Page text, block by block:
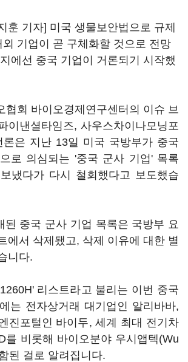
훈 기자] 미국 생물보안법으로 규제
기업이 곧 구체화할 것으로 전망
에선 중국 기업이 거론되기 시작했
협회 바이오경제연구센터의 이슈 브
이낸셜타임즈, 사우스차이나모닝포
은 지난 13일 미국 국방부가 중국
로 의심되는 '중국 군사 기업' 목록
냈다가 다시 철회했다고 보도했습
된 중국 군사 기업 목록은 국방부 요
에서 삭제됐고, 삭제 이유에 대한 별
니다.
리스트라고 불리는 이번 중국
는 전자상거래 대기업인 알리바바,
진포털인 바이두, 세계 최대 전기차
를 비롯해 바이오분야 우시앱텍(Wu
된 걸로 알려집니다.